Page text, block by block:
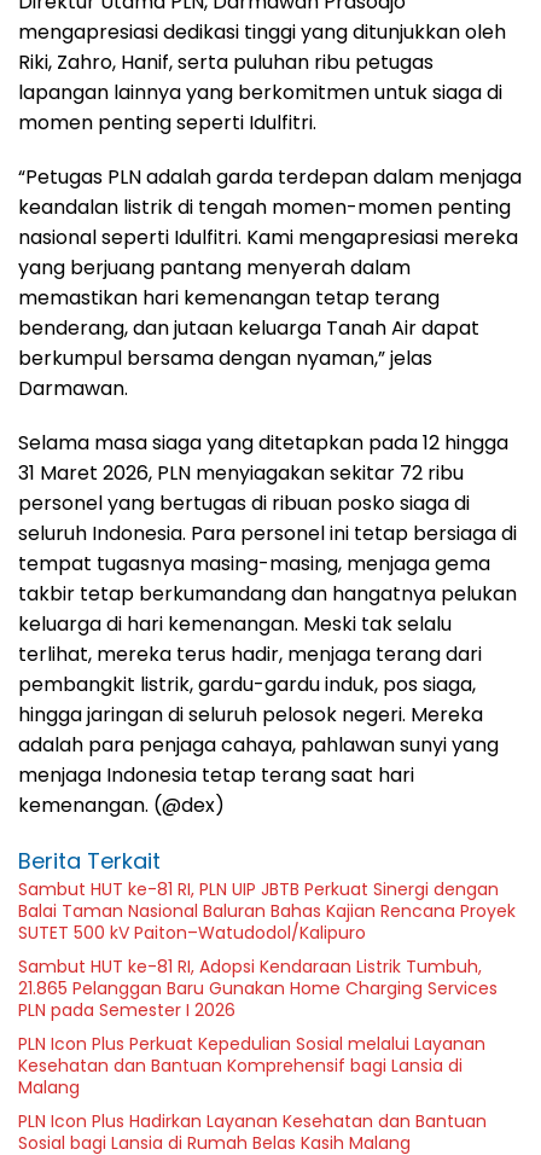
mengapresiasi dedikasi tinggi yang ditunjukkan oleh
Riki, Zahro, Hanif, serta puluhan ribu petugas
lapangan lainnya yang berkomitmen untuk siaga di
momen penting seperti Idulfitri.
“Petugas PLN adalah garda terdepan dalam menjaga
keandalan listrik di tengah momen-momen penting
nasional seperti Idulfitri. Kami mengapresiasi mereka
yang berjuang pantang menyerah dalam
memastikan hari kemenangan tetap terang
benderang, dan jutaan keluarga Tanah Air dapat
berkumpul bersama dengan nyaman,” jelas
Darmawan.
Selama masa siaga yang ditetapkan pada 12 hingga
31 Maret 2026, PLN menyiagakan sekitar 72 ribu
personel yang bertugas di ribuan posko siaga di
seluruh Indonesia. Para personel ini tetap bersiaga di
tempat tugasnya masing-masing, menjaga gema
takbir tetap berkumandang dan hangatnya pelukan
keluarga di hari kemenangan. Meski tak selalu
terlihat, mereka terus hadir, menjaga terang dari
pembangkit listrik, gardu-gardu induk, pos siaga,
hingga jaringan di seluruh pelosok negeri. Mereka
adalah para penjaga cahaya, pahlawan sunyi yang
menjaga Indonesia tetap terang saat hari
kemenangan. (@dex)
Berita Terkait
Sambut HUT ke-81 RI, PLN UIP JBTB Perkuat Sinergi dengan
Balai Taman Nasional Baluran Bahas Kajian Rencana Proyek
SUTET 500 kV Paiton–Watudodol/Kalipuro
Sambut HUT ke-81 RI, Adopsi Kendaraan Listrik Tumbuh,
21.865 Pelanggan Baru Gunakan Home Charging Services
PLN pada Semester I 2026
PLN Icon Plus Perkuat Kepedulian Sosial melalui Layanan
Kesehatan dan Bantuan Komprehensif bagi Lansia di
Malang
PLN Icon Plus Hadirkan Layanan Kesehatan dan Bantuan
Sosial bagi Lansia di Rumah Belas Kasih Malang